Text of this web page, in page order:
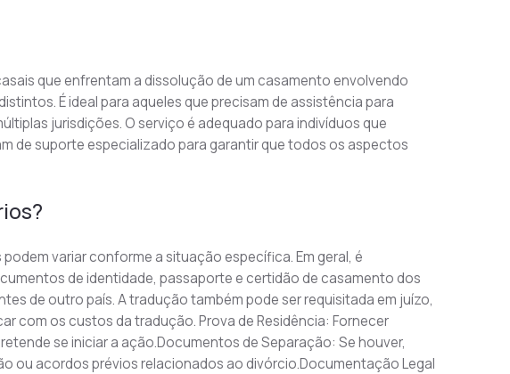
que enfrentam a dissolução de um casamento envolvendo
É ideal para aqueles que precisam de assistência para
jurisdições. O serviço é adequado para indivíduos que
de suporte especializado para garantir que todos os aspectos
variar conforme a situação específica. Em geral, é
de identidade, passaporte e certidão de casamento dos
de outro país. A tradução também pode ser requisitada em juízo,
com os custos da tradução. Prova de Residência: Fornecer
se iniciar a ação.Documentos de Separação: Se houver,
ou acordos prévios relacionados ao divórcio.Documentação Legal